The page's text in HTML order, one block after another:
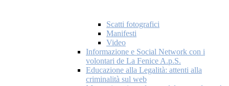
Scatti fotografici
Manifesti
Video
Informazione e Social Network con i
volontari de La Fenice A.p.S.
Educazione alla Legalità: attenti alla
criminalità sul web